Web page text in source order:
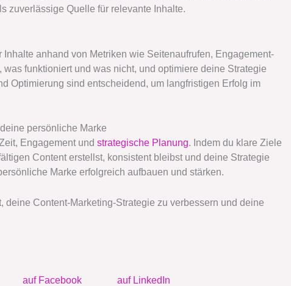
zuverlässige Quelle für relevante Inhalte.
anhand von Metriken wie Seitenaufrufen, Engagement-
funktioniert und was nicht, und optimiere deine Strategie
Optimierung sind entscheidend, um langfristigen Erfolg im
persönliche Marke
Engagement und strategische Planung. Indem du klare Ziele
Content erstellst, konsistent bleibst und deine Strategie
Marke erfolgreich aufbauen und stärken.
deine Content-Marketing-Strategie zu verbessern und deine
auf Facebook auf LinkedIn